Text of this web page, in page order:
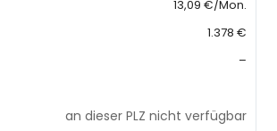
13,09 €/Mon.
1.378 €
–
an dieser PLZ nicht verfügbar